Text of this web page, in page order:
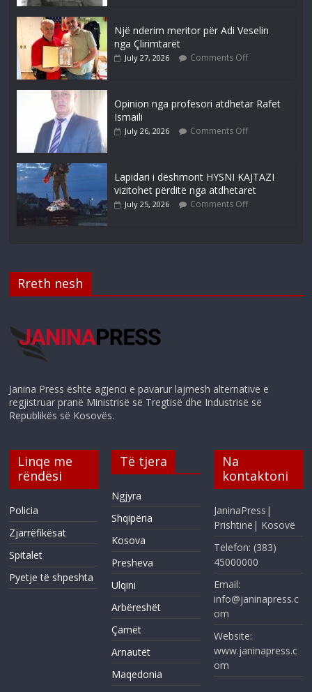
Një nderim meritor për Adi Veselin
nga Çlirimtarët
July 27, 2026 Comments Off
Opinion nga profesori atdhetar Rafet
Ismaili
July 26, 2026 Comments Off
Lapidari i dëshmorit HYSNI KAJTAZI
vizitohet përditë nga atdhetaret
July 25, 2026 Comments Off
Rreth nesh
Janina Press është agjenci e pavarur lajmesh alternative e
regjistruar pranë Ministrisë së Tregtisë dhe Industrisë së
Republikës së Kosovës.
Linqe me
rëndësi
Policia
Zjarrëfikësat
Spitalet
Pyetje të shpeshta
Të tjera
Ngjyra
Shqipëria
Kosova
Presheva
Ulqini
Arbëreshët
Çamët
Arnautët
Maqedonia
Na
kontaktoni
JaninaPress|
Prishtinë| Kosovë
Telefon: (383)
45000000
Email:
info@janinapress.c
om
Website:
www.janinapress.c
om